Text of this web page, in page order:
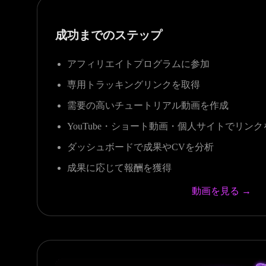
成功までのステップ
アフィリエイトプログラムに参加
専用トラッキングリンクを取得
需要の高いチュートリアル動画を作成
YouTube・ショート動画・個人サイトでリンク
ダッシュボードで成果やCVを分析
成果に応じて報酬を獲得
動画を見る →